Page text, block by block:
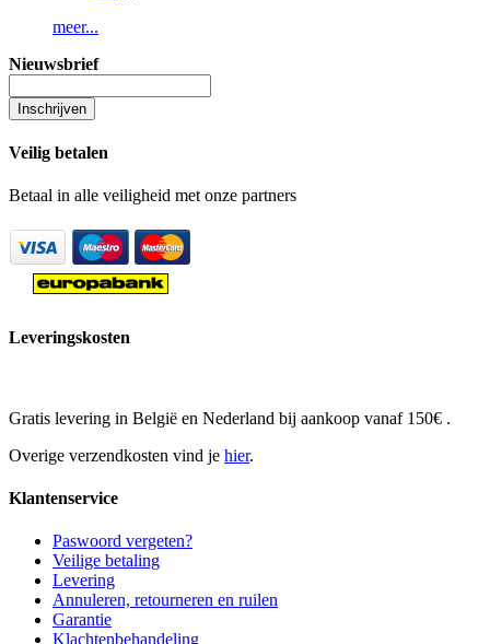
meer...
Nieuwsbrief
Inschrijven
Veilig betalen
Betaal in alle veiligheid met onze partners
Leveringskosten
Gratis levering in België en Nederland bij aankoop vanaf 150€ .
Overige verzendkosten vind je hier.
Klantenservice
Paswoord vergeten?
Veilige betaling
Levering
Annuleren, retourneren en ruilen
Garantie
Klachtenbehandeling